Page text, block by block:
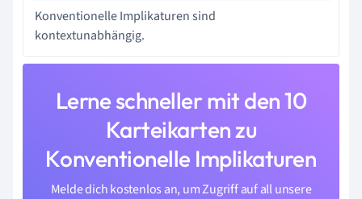
Konventionelle Implikaturen sind
kontextunabhängig.
Lerne schneller mit den 10
Karteikarten zu
Konventionelle Implikaturen
Melde dich kostenlos an, um Zugriff auf all unsere